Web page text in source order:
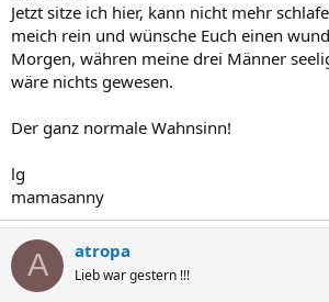
Jetzt sitze ich hier, kann nicht mehr
meich rein und wünsche Euch einen
Morgen, währen meine drei Männer
wäre nichts gewesen.
Der ganz normale Wahnsinn!
lg
mamasanny
A atropa
Lieb war gestern !!!